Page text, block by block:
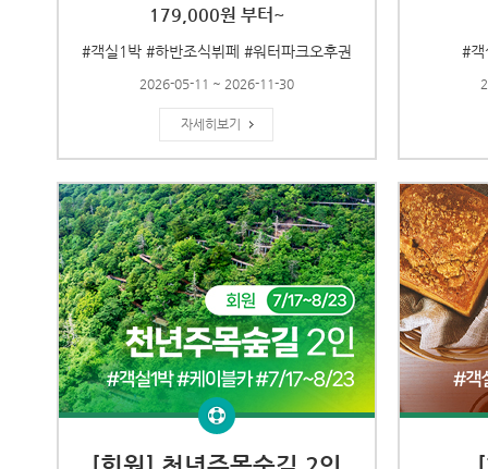
179,000원 부터~
#객실1박 #하반조식뷔페 #워터파크오후권
2026-05-11 ~ 2026-11-30
자세히보기
#